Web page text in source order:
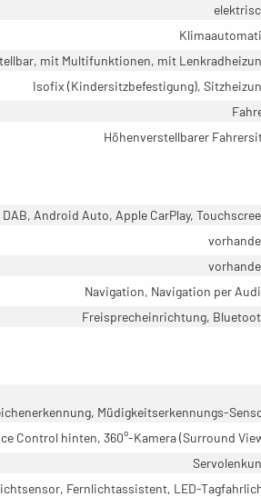
mit Multifunktionen, mit
Isofix (Kindersitzbefestigung),
Höhenverstellbarer
Android Auto, Apple CarPlay,
Navigation, Navigation per
Freisprecheinrichtung,
Müdigkeitserkennungs-
Control hinten, 360°-Kamera (Surround
Fernlichtassistent, LED-